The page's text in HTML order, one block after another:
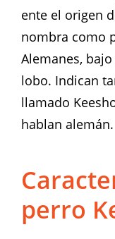
ente el origen
nombra como
Alemanes,
lobo. Indican
llamado
hablan alemán.
perro